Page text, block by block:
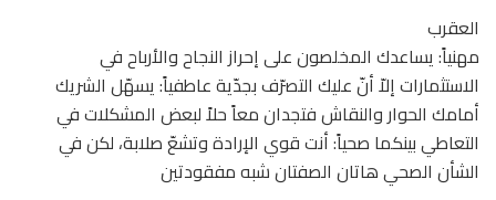
العقرب
مهنياً: يساعدك المخلصون على إحراز النجاح والأرباح في
الاستثمارات إلاّ أنّ عليك التصرّف بجدّية عاطفياً: يسهّل الشريك
أمامك الحوار والنقاش فتجدان معاً حلاً لبعض المشكلات في
التعاطي بينكما صحياً: أنت قوي الإرادة وتشعّ صلابة، لكن في
الشأن الصحي هاتان الصفتان شبه مفقودتين